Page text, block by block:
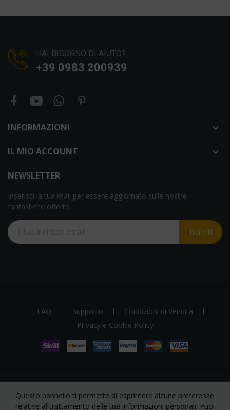
HAI BISOGNO DI AIUTO?
+39 0983 200939
INFORMAZIONI 
IL MIO ACCOUNT 
NEWSLETTER
Inserisci la tua mail per essere aggiornato sulle nostre
fantastiche offerte.
Iscriviti
FAQ Supporto
Condizioni di Vendita
Privacy e Cookie Policy
Copyright 2023. Tutti I diritti riservati a Smile Service S.r.l. via
Galileo Galiei, 4 - 87064 Corigliano-Rossano (CS).
Questo pannello ti permette di esprimere alcune preferenze
relative al trattamento delle tue informazioni personali. Puoi